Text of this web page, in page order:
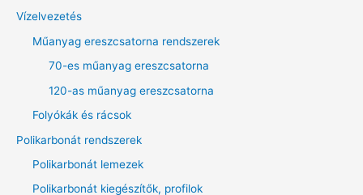
Vízelvezetés
Műanyag ereszcsatorna rendszerek
70-es műanyag ereszcsatorna
120-as műanyag ereszcsatorna
Folyókák és rácsok
Polikarbonát rendszerek
Polikarbonát lemezek
Polikarbonát kiegészítők, profilok